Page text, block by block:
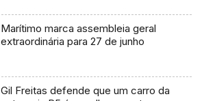
Marítimo marca assembleia geral
extraordinária para 27 de junho
Gil Freitas defende que um carro da